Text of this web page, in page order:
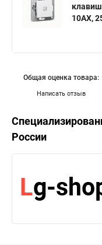
10АХ,
Написать отзыв
Общая оценка товара:
России